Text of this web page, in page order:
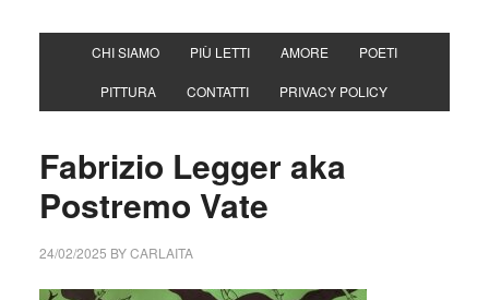
CHI SIAMO PIÙ LETTI AMORE POETI
PITTURA CONTATTI PRIVACY POLICY
Fabrizio Legger aka
Postremo Vate
24/02/2025 BYCARLAITA